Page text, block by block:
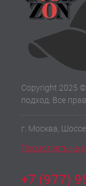
Copyright 2025
подход. Все
г. Москва,
Посмотреть на
+7 (977)